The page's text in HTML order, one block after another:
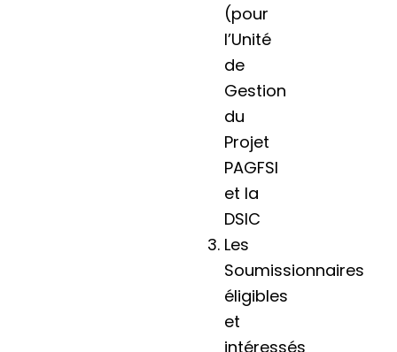
(pour
l’Unité
de
Gestion
du
Projet
PAGFSI
et la
DSIC
Les
Soumissionnaires
éligibles
et
intéressés